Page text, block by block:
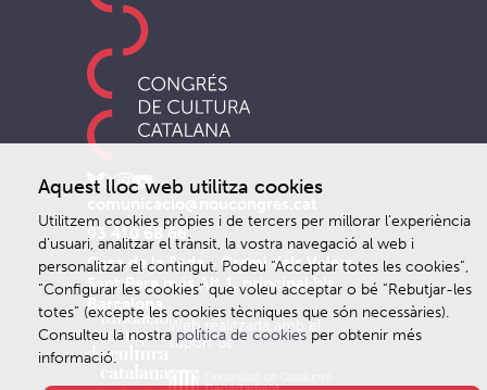
93 410 68 66
Casa de la Seda - Gremi dels Velers
Sant Pere més Alt 1, principal bis.
Barcelona
Web realitzada amb el
suport de
Aquest lloc web utilitza cookies
Utilitzem cookies pròpies i de tercers per millorar l’experiència
d’usuari, analitzar el trànsit, la vostra navegació al web i
personalitzar el contingut. Podeu “Acceptar totes les cookies”,
“Configurar les cookies” que voleu acceptar o bé “Rebutjar-les
totes” (excepte les cookies tècniques que són necessàries).
Consulteu la nostra política de cookies per obtenir més
informació.